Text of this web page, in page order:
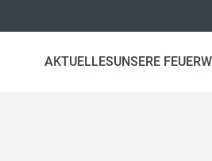
AKTUELLESUNSERE